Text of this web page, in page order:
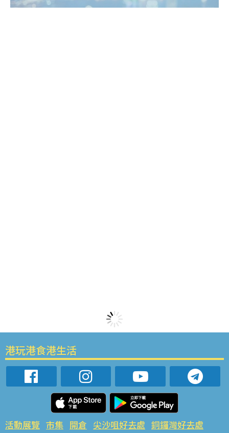
港玩港食港生活
活動展覽 市集 開倉 尖沙咀好去處 銅鑼灣好去處